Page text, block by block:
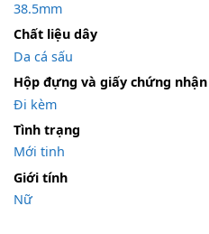
38.5mm
Chất liệu dây
Da cá sấu
Hộp đựng và giấy chứng nhận
Đi kèm
Tình trạng
Mới tinh
Giới tính
Nữ